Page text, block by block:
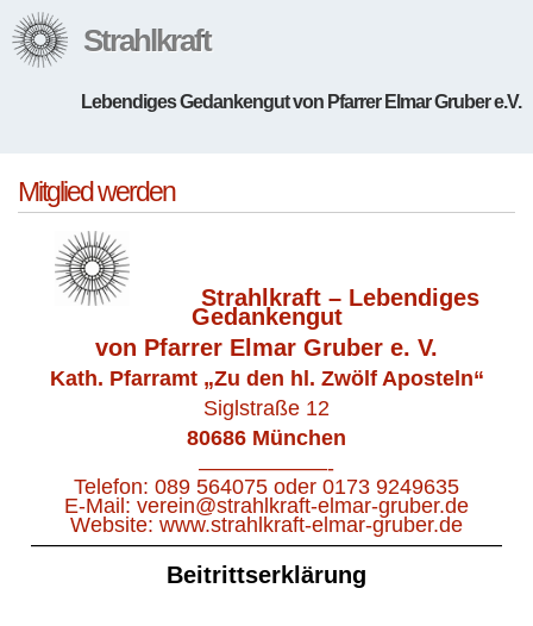
Strahlkraft
Lebendiges Gedankengut von Pfarrer Elmar Gruber e.V.
Mitglied werden
Strahlkraft – Lebendiges
Gedankengut
von Pfarrer Elmar Gruber e. V.
Kath. Pfarramt „Zu den hl. Zwölf Aposteln“
Siglstraße 12
80686 München
——————-
Telefon: 089 564075 oder 0173 9249635
E-Mail: verein@strahlkraft-elmar-gruber.de
Website: www.strahlkraft-elmar-gruber.de
——————————————————————
Beitrittserklärung